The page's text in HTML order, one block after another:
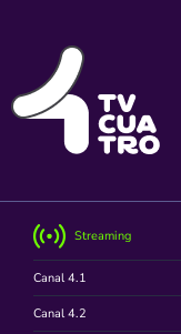
Streaming
Canal 4.1
Canal 4.2